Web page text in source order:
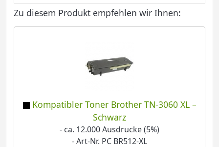
Zu diesem Produkt empfehlen wir Ihnen:
Kompatibler Toner Brother TN-3060 XL –
Schwarz
- ca. 12.000 Ausdrucke (5%)
- Art-Nr. PC BR512-XL